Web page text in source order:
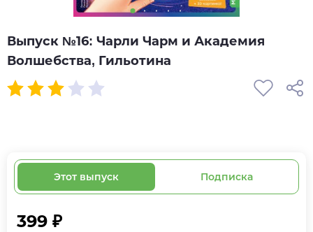
Выпуск №16: Чарли Чарм и Академия
Волшебства, Гильотина
Этот выпуск Подписка
399 ₽